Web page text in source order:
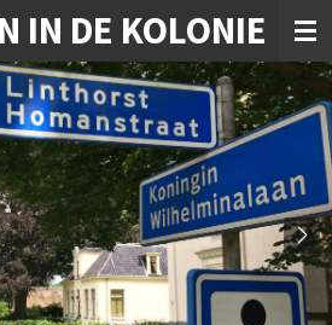
IN DE KOLONIE